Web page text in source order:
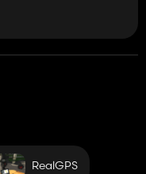
RealGPS